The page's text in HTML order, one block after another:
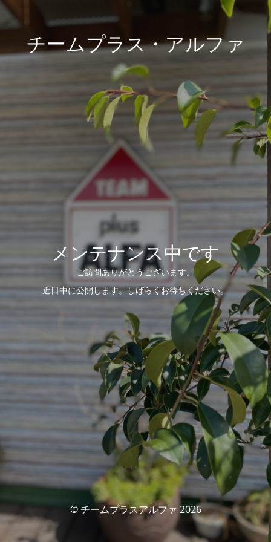
チームプラス・アルファ
メンテナンス中です
ご訪問ありがとうございます。
近日中に公開します。しばらくお待ちください。
© チームプラスアルファ 2026